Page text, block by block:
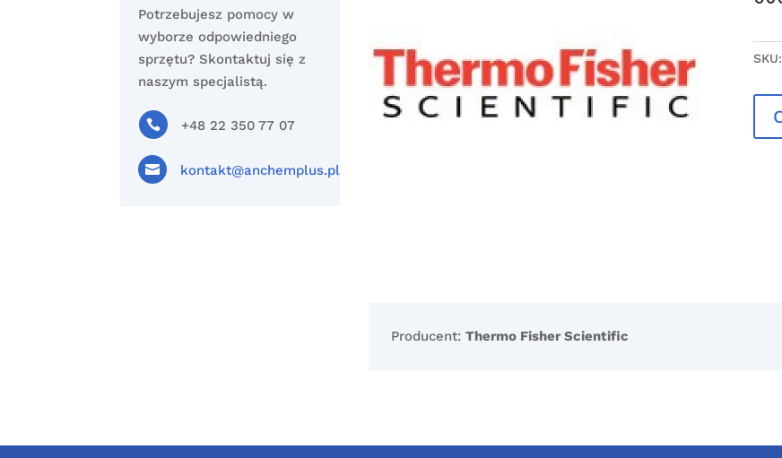
Potrzebujesz pomocy w
wyborze odpowiedniego
sprzętu? Skontaktuj się z
naszym specjalistą.
 +48 22 350 77 07
 kontakt@anchemplus.pl
Producent:Thermo Fisher Scientific